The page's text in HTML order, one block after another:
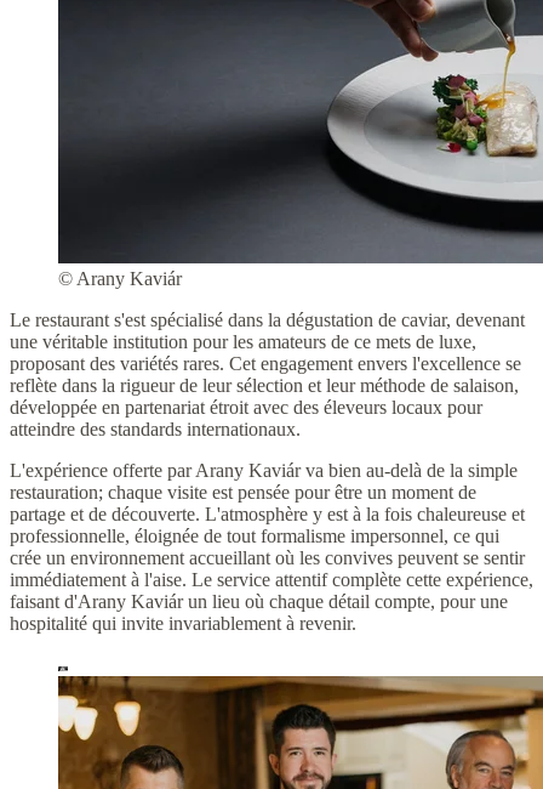
© Arany Kaviár
Le restaurant s'est spécialisé dans la dégustation de caviar, devenant
une véritable institution pour les amateurs de ce mets de luxe,
proposant des variétés rares. Cet engagement envers l'excellence se
reflète dans la rigueur de leur sélection et leur méthode de salaison,
développée en partenariat étroit avec des éleveurs locaux pour
atteindre des standards internationaux.
L'expérience offerte par Arany Kaviár va bien au-delà de la simple
restauration; chaque visite est pensée pour être un moment de
partage et de découverte. L'atmosphère y est à la fois chaleureuse et
professionnelle, éloignée de tout formalisme impersonnel, ce qui
crée un environnement accueillant où les convives peuvent se sentir
immédiatement à l'aise. Le service attentif complète cette expérience,
faisant d'Arany Kaviár un lieu où chaque détail compte, pour une
hospitalité qui invite invariablement à revenir.